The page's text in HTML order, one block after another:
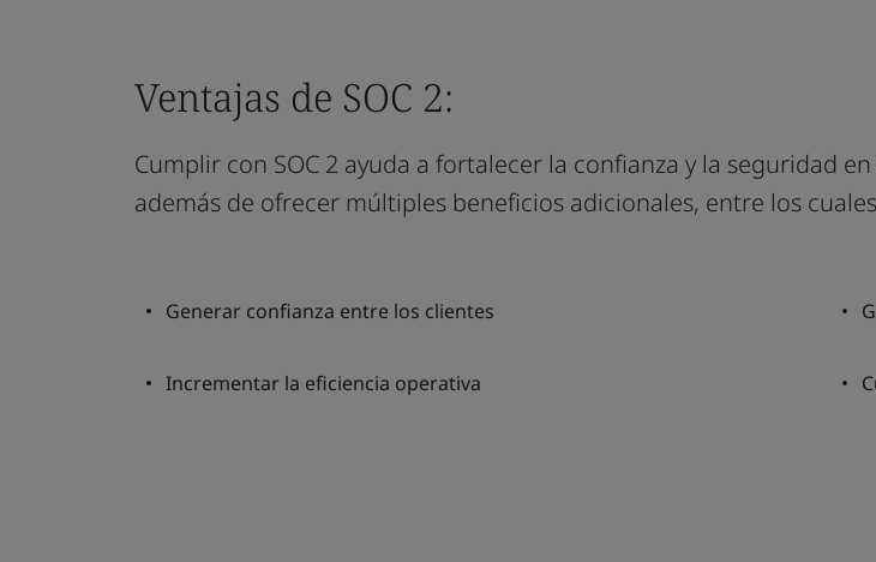
Ventajas de SOC 2:
Cumplir con SOC 2 ayuda a fortalecer la confianza y la seguridad
además de ofrecer múltiples beneficios adicionales, entre los
Generar confianza entre los clientes
Incrementar la eficiencia operativa